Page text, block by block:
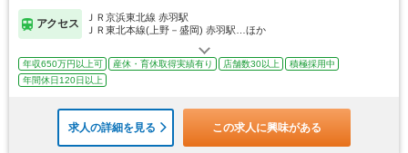
アクセス
ＪＲ京浜東北線 赤羽駅
ＪＲ東北本線(上野－盛岡) 赤羽駅…ほか
年収650万円以上可 産休・育休取得実績有り 店舗数30以上
積極採用中
年間休日120日以上
求人の詳細を見る この求人に興味がある